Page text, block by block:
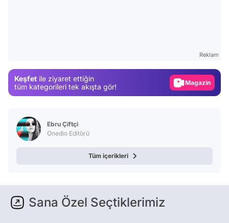
Reklam
Keşfet ile ziyaret ettiğin
tüm kategorileri tek akışta gör!
Video
Ebru Çiftçi
Onedio Editörü
Tüm içerikleri
Sana Özel Seçtiklerimiz